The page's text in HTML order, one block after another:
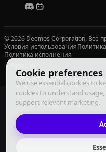
Cookie preferences
We use essential cookies to
cookies to understand
support relevant marketing.
© 2026 Deemos Corporation. Все
Условия использования
Политика исполнения